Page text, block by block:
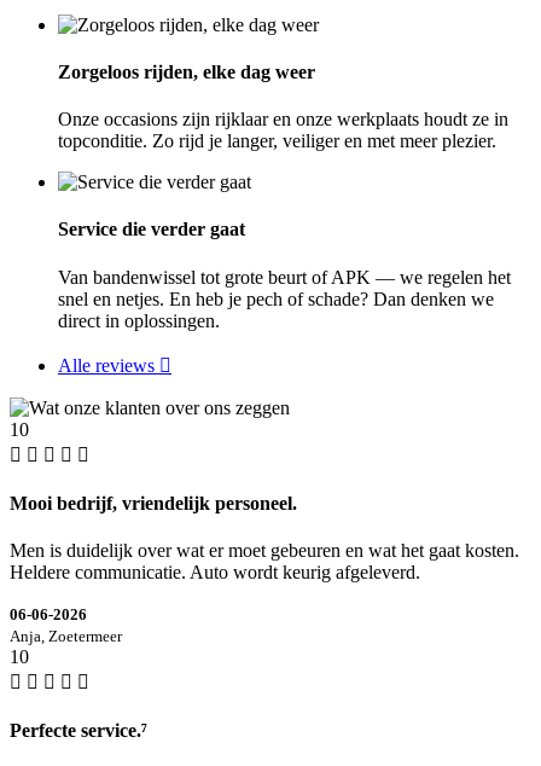
Zorgeloos rijden, elke dag weer
Onze occasions zijn rijklaar en onze werkplaats houdt ze in
topconditie. Zo rijd je langer, veiliger en met meer plezier.
Service die verder gaat
Van bandenwissel tot grote beurt of APK — we regelen het
snel en netjes. En heb je pech of schade? Dan denken we
direct in oplossingen.
Alle reviews
10
Mooi bedrijf, vriendelijk personeel.
Men is duidelijk over wat er moet gebeuren en wat het gaat kosten.
Heldere communicatie. Auto wordt keurig afgeleverd.
06-06-2026
Anja, Zoetermeer
10
Perfecte service.⁷